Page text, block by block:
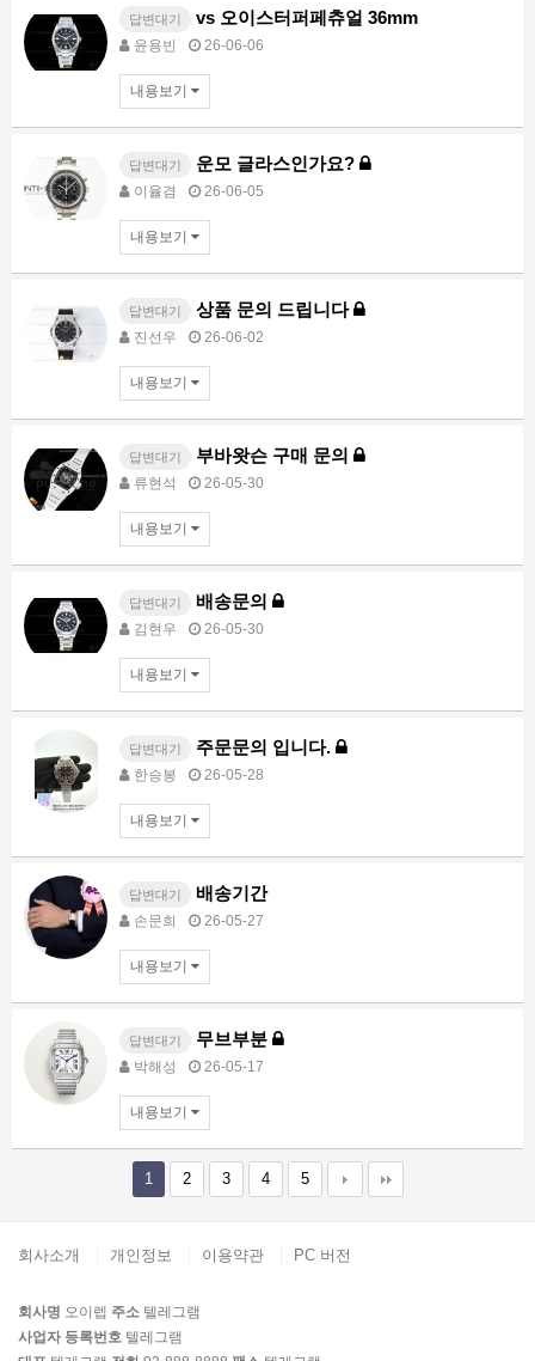
답변대기 vs 오이스터퍼페츄얼 36mm
윤용빈 26-06-06
내용보기
답변대기 운모 글라스인가요?
이율겸 26-06-05
내용보기
답변대기 상품 문의 드립니다
진선우 26-06-02
내용보기
답변대기 부바왓슨 구매 문의
류현석 26-05-30
내용보기
답변대기 배송문의
김현우 26-05-30
내용보기
답변대기 주문문의 입니다.
한승봉 26-05-28
내용보기
답변대기 배송기간
손문희 26-05-27
내용보기
답변대기 무브부분
박해성 26-05-17
내용보기
1 2 3 4 5
회사소개 개인정보 이용약관 PC 버전
회사명 오이렙 주소 텔레그램
사업자 등록번호 텔레그램